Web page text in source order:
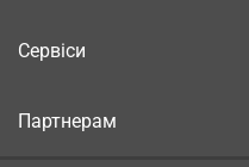
Сервіси
Партнерам